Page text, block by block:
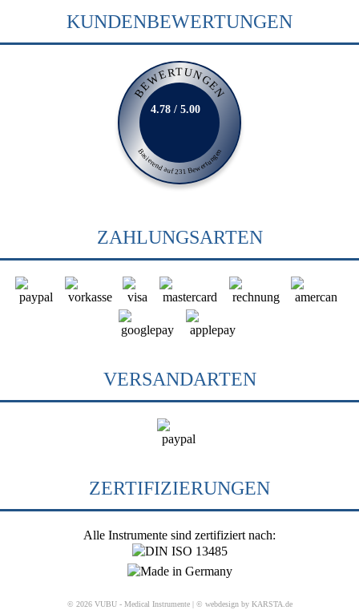
KUNDENBEWERTUNGEN
BEWERTUNGEN
Basierend auf 231 Bewertungen
4.78 / 5.00
ZAHLUNGSARTEN
VERSANDARTEN
ZERTIFIZIERUNGEN
Alle Instrumente sind zertifiziert nach:
© 2026 VUBU - Medical Instrumente | © webdesign by KARSTA.de